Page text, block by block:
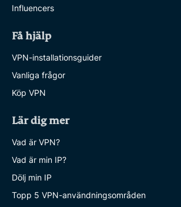
Influencers
Få hjälp
VPN-installationsguider
Vanliga frågor
Köp VPN
Lär dig mer
Vad är VPN?
Vad är min IP?
Dölj min IP
Topp 5 VPN-användningsområden